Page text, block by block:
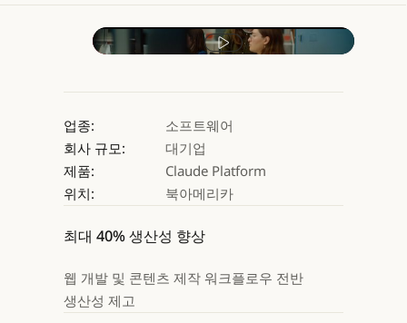
Play video
업종:
소프트웨어
회사 규모:
대기업
제품:
Claude Platform
위치:
북아메리카
최대 40% 생산성 향상
웹 개발 및 콘텐츠 제작 워크플로우 전반
생산성 제고